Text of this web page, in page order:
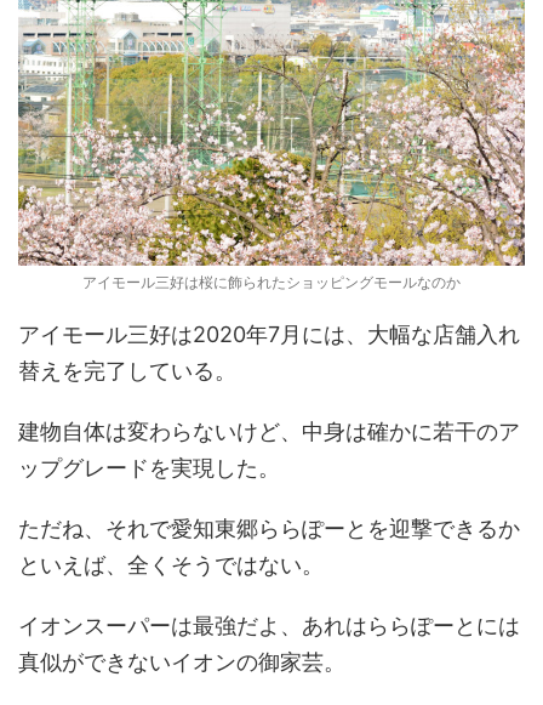
アイモール三好は桜に飾られたショッピングモールなのか
アイモール三好は2020年7月には、大幅な店舗入れ
替えを完了している。
建物自体は変わらないけど、中身は確かに若干のア
ップグレードを実現した。
ただね、それで愛知東郷ららぽーとを迎撃できるか
といえば、全くそうではない。
イオンスーパーは最強だよ、あれはららぽーとには
真似ができないイオンの御家芸。